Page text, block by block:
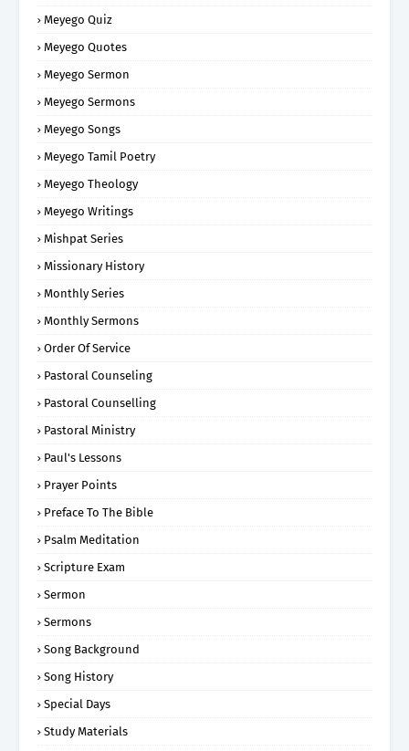
Meyego Quiz
Meyego Quotes
Meyego Sermon
Meyego Sermons
Meyego Songs
Meyego Tamil Poetry
Meyego Theology
Meyego Writings
Mishpat Series
Missionary History
Monthly Series
Monthly Sermons
Order Of Service
Pastoral Counseling
Pastoral Counselling
Pastoral Ministry
Paul's Lessons
Prayer Points
Preface To The Bible
Psalm Meditation
Scripture Exam
Sermon
Sermons
Song Background
Song History
Special Days
Study Materials